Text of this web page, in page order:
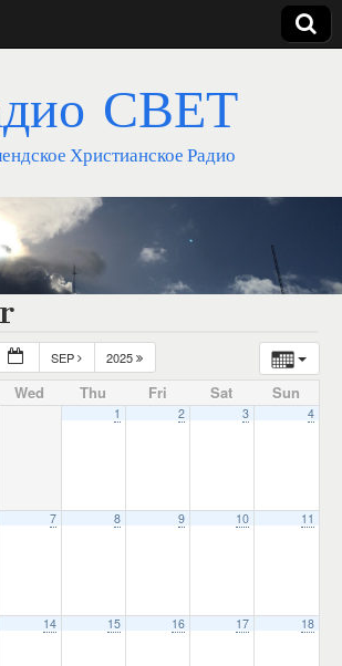
СВЕТ
Христианское Радио
SEP 2025
Wed Thu Fri Sat Sun
1 2 3 4
7 8 9 10 11
14 15 16 17 18